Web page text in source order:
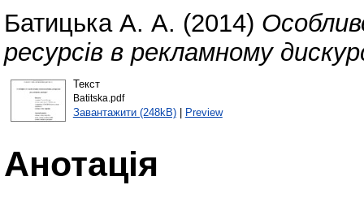
Батицька А. А. (2014)
ресурсів в рекламному
Текст
Batitska.pdf
Завантажити (248kB)| Preview
Анотація